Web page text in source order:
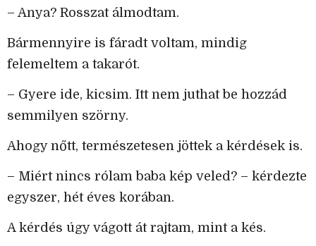
– Anya? Rosszat álmodtam.
Bármennyire is fáradt voltam, mindig
felemeltem a takarót.
– Gyere ide, kicsim. Itt nem juthat be hozzád
semmilyen szörny.
Ahogy nőtt, természetesen jöttek a kérdések is.
– Miért nincs rólam baba kép veled? – kérdezte
egyszer, hét éves korában.
A kérdés úgy vágott át rajtam, mint a kés.